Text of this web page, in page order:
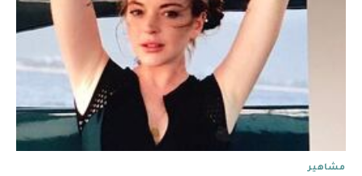
مشاهير